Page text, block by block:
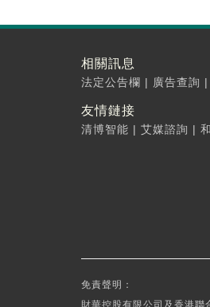
相關訊息
法定公告欄 | 廣告查詢 |
友情鏈接
清博智能 | 艾媒諮詢 |
免責聲明：